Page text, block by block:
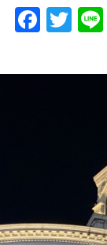
F
a
c
T
w
itt